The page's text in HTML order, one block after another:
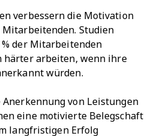
verbessern die Motivation
Mitarbeitenden. Studien
% der Mitarbeitenden
härter arbeiten, wenn ihre
würden.
von Leistungen
eine motivierte Belegschaft
langfristigen Erfolg